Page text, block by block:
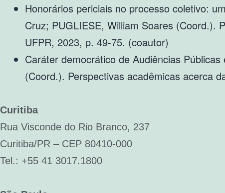
Honorários periciais no processo coletivo:
Cruz; PUGLIESE, William Soares (Coord.).
UFPR, 2023, p. 49-75. (coautor)
Caráter democrático de Audiências
(Coord.). Perspectivas acadêmicas acerca
Curitiba
Rua Visconde do Rio Branco, 237
Curitiba/PR – CEP 80410-000
Tel.: +55 41 3017.1800